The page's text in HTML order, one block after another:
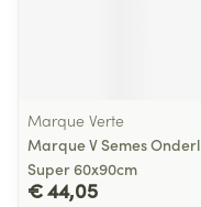
Marque Verte
Marque V Semes Onderl
Super 60x90cm
€ 44,05